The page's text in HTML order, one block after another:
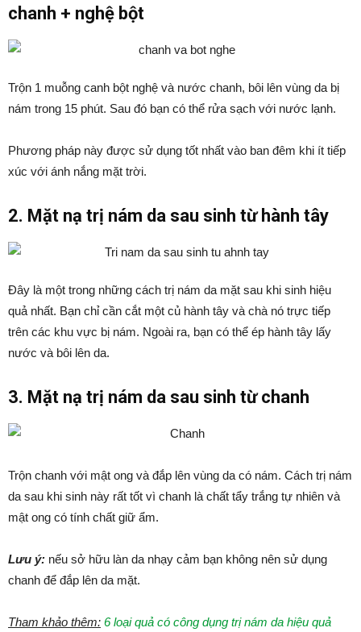
chanh + nghệ bột
Trộn 1 muỗng canh bột nghệ và nước chanh, bôi lên vùng da bị
nám trong 15 phút. Sau đó bạn có thể rửa sạch với nước lạnh.
Phương pháp này được sử dụng tốt nhất vào ban đêm khi ít tiếp
xúc với ánh nắng mặt trời.
2. Mặt nạ trị nám da sau sinh từ hành tây
Đây là một trong những cách trị nám da mặt sau khi sinh hiệu
quả nhất. Bạn chỉ cần cắt một củ hành tây và chà nó trực tiếp
trên các khu vực bị nám. Ngoài ra, bạn có thể ép hành tây lấy
nước và bôi lên da.
3. Mặt nạ trị nám da sau sinh từ chanh
Trộn chanh với mật ong và đắp lên vùng da có nám. Cách trị nám
da sau khi sinh này rất tốt vì chanh là chất tẩy trắng tự nhiên và
mật ong có tính chất giữ ẩm.
Lưu ý: nếu sở hữu làn da nhạy cảm bạn không nên sử dụng
chanh để đắp lên da mặt.
Tham khảo thêm: 6 loại quả có công dụng trị nám da hiệu quả